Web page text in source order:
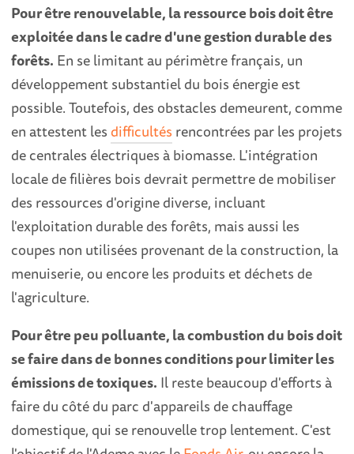
Pour être renouvelable, la ressource bois doit être
exploitée dans le cadre d'une gestion durable des
forêts. En se limitant au périmètre français, un
développement substantiel du bois énergie est
possible. Toutefois, des obstacles demeurent, comme
en attestent les difficultés rencontrées par les projets
de centrales électriques à biomasse. L'intégration
locale de filières bois devrait permettre de mobiliser
des ressources d'origine diverse, incluant
l'exploitation durable des forêts, mais aussi les
coupes non utilisées provenant de la construction, la
menuiserie, ou encore les produits et déchets de
l'agriculture.
Pour être peu polluante, la combustion du bois doit
se faire dans de bonnes conditions pour limiter les
émissions de toxiques. Il reste beaucoup d'efforts à
faire du côté du parc d'appareils de chauffage
domestique, qui se renouvelle trop lentement. C'est